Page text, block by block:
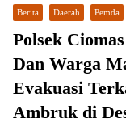
Berita Daerah Pemda
Polsek
Dan Warga
Evakuasi
Ambruk di